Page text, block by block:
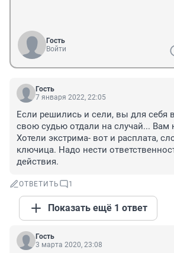
Гость
Войти
Гость
7 января 2022, 22:05
Если решились и сели, вы для себя
свою судью отдали на случай... Вам
Хотели экстрима- вот и расплата,
ключица. Надо нести
действия.
ОТВЕТИТЬ 1
Показать ещё 1 ответ
Гость
3 марта 2020, 23:08